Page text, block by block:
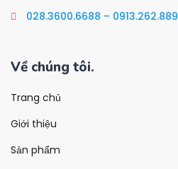
028.3600.6688 – 0913.262.889
Về chúng tôi.
Trang chủ
Giới thiệu
Sản phẩm